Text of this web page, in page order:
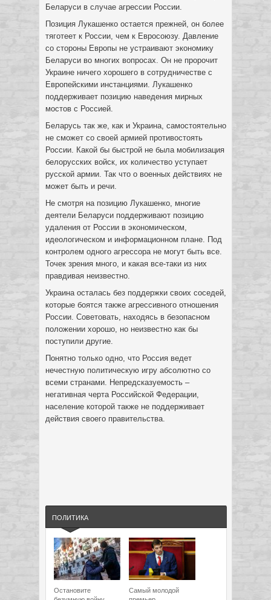
Беларуси в случае агрессии России.
Позиция Лукашенко остается прежней, он более
тяготеет к России, чем к Евросоюзу. Давление
со стороны Европы не устраивают экономику
Беларуси во многих вопросах. Он не пророчит
Украине ничего хорошего в сотрудничестве с
Европейскими инстанциями. Лукашенко
поддерживает позицию наведения мирных
мостов с Россией.
Беларусь так же, как и Украина, самостоятельно
не сможет со своей армией противостоять
России. Какой бы быстрой не была мобилизация
белорусских войск, их количество уступает
русской армии. Так что о военных действиях не
может быть и речи.
Не смотря на позицию Лукашенко, многие
деятели Беларуси поддерживают позицию
удаления от России в экономическом,
идеологическом и информационном плане. Под
контролем одного агрессора не могут быть все.
Точек зрения много, и какая все-таки из них
правдивая неизвестно.
Украина осталась без поддержки своих соседей,
которые боятся также агрессивного отношения
России. Советовать, находясь в безопасном
положении хорошо, но неизвестно как бы
поступили другие.
Понятно только одно, что Россия ведет
нечестную политическую игру абсолютно со
всеми странами. Непредсказуемость –
негативная черта Российской Федерации,
население которой также не поддерживает
действия своего правительства.
ПОЛИТИКА
Остановите
Самый молодой